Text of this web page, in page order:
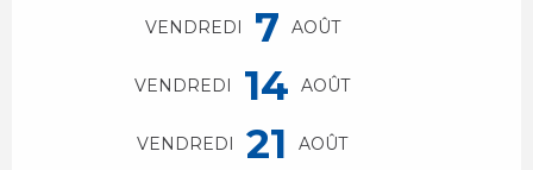
VENDREDI 7 AOÛT
VENDREDI 14 AOÛT
VENDREDI 21 AOÛT